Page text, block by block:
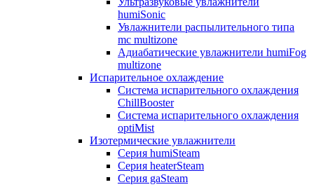
humiSonic
Увлажнители распылительного типа
mc multizone
Адиабатические увлажнители humiFog
multizone
Испарительное охлаждение
Система испарительного охлаждения
ChillBooster
Система испарительного охлаждения
optiMist
Изотермические увлажнители
Серия humiSteam
Серия heaterSteam
Серия gaSteam